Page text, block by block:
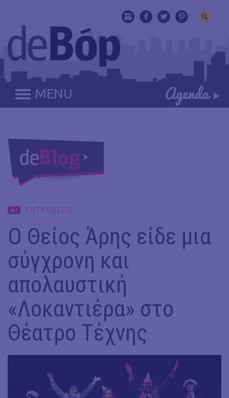
MENU
ΕΝΤΥΠΩΣΕΙΣ
Ο Θείος Άρης είδε μια
σύγχρονη και
απολαυστική
«Λοκαντιέρα» στο
Θέατρο Τέχνης